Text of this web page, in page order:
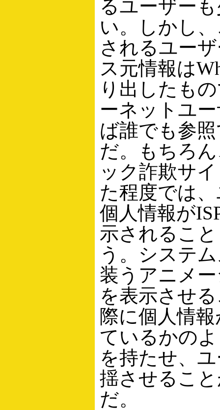
るユーザー
い。しかし
されるユー
ス元情報は
り出したも
ーネットユ
ば誰でも参
だ。もちろ
ック詐欺サ
た程度では
個人情報が
示されるこ
う。システ
装うアニメ
を表示させ
際に個人情
ているかの
を持たせ、
揺させるこ
だ。